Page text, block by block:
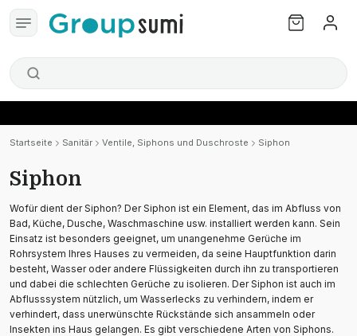
Startseite Sanitär Ventile, Siphons und Duschroste Siphon
Siphon
Wofür dient der Siphon? Der Siphon ist ein Element, das im Abfluss von
Bad, Küche, Dusche, Waschmaschine usw. installiert werden kann. Sein
Einsatz ist besonders geeignet, um unangenehme Gerüche im
Rohrsystem Ihres Hauses zu vermeiden, da seine Hauptfunktion darin
besteht, Wasser oder andere Flüssigkeiten durch ihn zu transportieren
und dabei die schlechten Gerüche zu isolieren. Der Siphon ist auch im
Abflusssystem nützlich, um Wasserlecks zu verhindern, indem er
verhindert, dass unerwünschte Rückstände sich ansammeln oder
Insekten ins Haus gelangen. Es gibt verschiedene Arten von Siphons.